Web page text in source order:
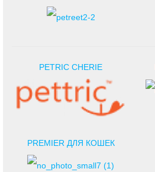
PETRIC CHERIE
PREMIER ДЛЯ КОШЕК